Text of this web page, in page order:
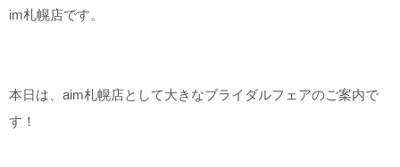
アクセス/TEL
im札幌店です。
本日は、aim札幌店として大きなブライダルフェアのご案内で
す！